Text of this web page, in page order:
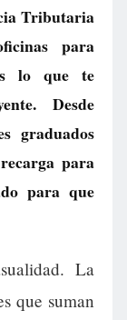
Tributaria
para
lo que te
Desde
graduados
para
para que
La
que suman